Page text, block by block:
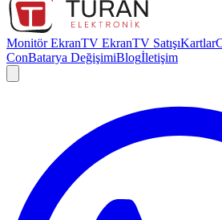
Monitör EkranTV EkranTV SatışıKartlar
ConBatarya DeğişimiBlogİletişim